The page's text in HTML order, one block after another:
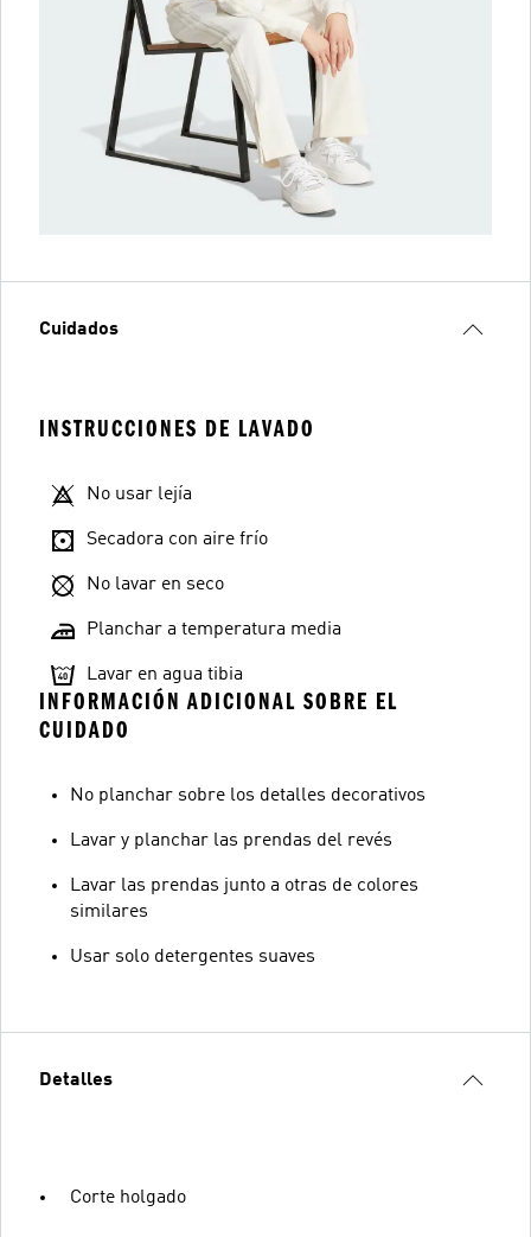
Cuidados
INSTRUCCIONES DE LAVADO
No usar lejía
Secadora con aire frío
No lavar en seco
Planchar a temperatura media
Lavar en agua tibia
INFORMACIÓN ADICIONAL SOBRE EL
CUIDADO
No planchar sobre los detalles decorativos
Lavar y planchar las prendas del revés
Lavar las prendas junto a otras de colores
similares
Usar solo detergentes suaves
Detalles
Corte holgado